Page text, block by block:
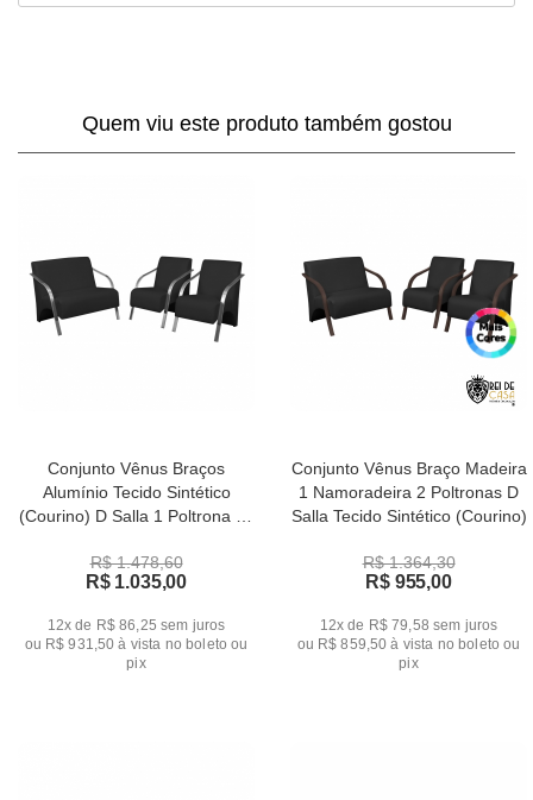
Quem viu este produto também gostou
Conjunto Vênus Braços
Alumínio Tecido Sintético
(Courino) D Salla 1 Poltrona de
R$ 1.478,60
R$ 1.035,00
12x de R$ 86,25 sem juros
ou R$ 931,50 à vista no boleto ou
pix
Conjunto Vênus Braço Madeira
1 Namoradeira 2 Poltronas D
Salla Tecido Sintético (Courino)
R$ 1.364,30
R$ 955,00
12x de R$ 79,58 sem juros
ou R$ 859,50 à vista no boleto ou
pix